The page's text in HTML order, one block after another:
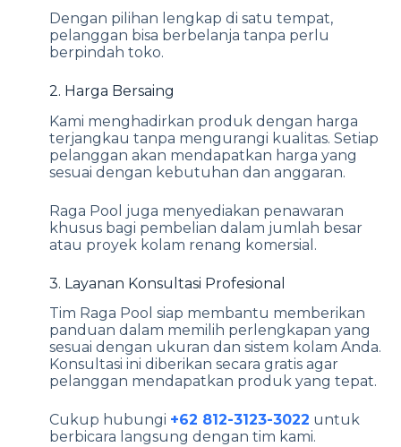
Dengan pilihan lengkap di satu tempat,
pelanggan bisa berbelanja tanpa perlu
berpindah toko.
2. Harga Bersaing
Kami menghadirkan produk dengan harga
terjangkau tanpa mengurangi kualitas. Setiap
pelanggan akan mendapatkan harga yang
sesuai dengan kebutuhan dan anggaran.
Raga Pool juga menyediakan penawaran
khusus bagi pembelian dalam jumlah besar
atau proyek kolam renang komersial.
3. Layanan Konsultasi Profesional
Tim Raga Pool siap membantu memberikan
panduan dalam memilih perlengkapan yang
sesuai dengan ukuran dan sistem kolam Anda.
Konsultasi ini diberikan secara gratis agar
pelanggan mendapatkan produk yang tepat.
Cukup hubungi +62 812-3123-3022 untuk
berbicara langsung dengan tim kami.